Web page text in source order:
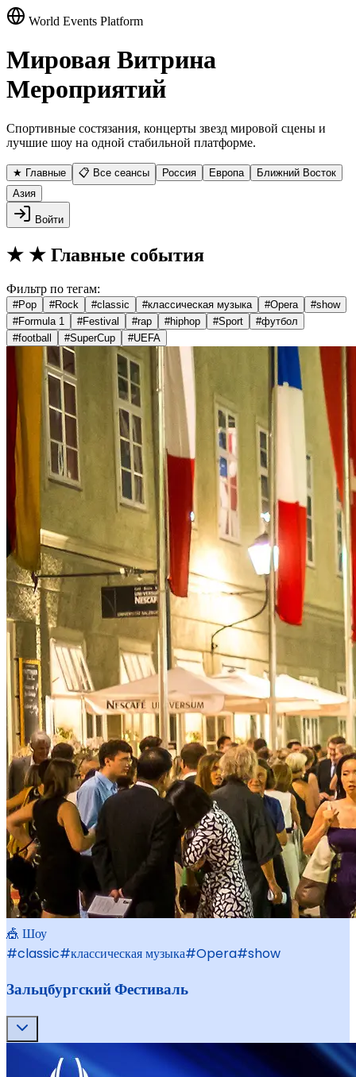
World Events Platform
Мировая Витрина
Мероприятий
Спортивные состязания, концерты звезд мировой сцены и
лучшие шоу на одной стабильной платформе.
★ Главные 📋 Все сеансы Россия Европа
Ближний Восток
Азия
Войти
★ ★ Главные события
Фильтр по тегам:
#Pop #Rock #classic #классическая музыка #Opera #show
#Formula 1 #Festival #rap #hiphop #Sport #футбол
#football #SuperCup #UEFA
🎪 Шоу
#classic#классическая музыка#Opera#show
Зальцбургский Фестиваль